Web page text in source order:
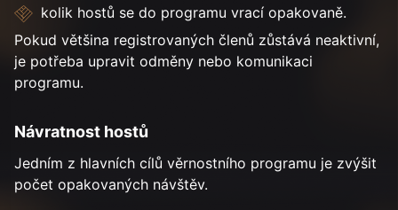
kolik hostů se do programu vrací opakovaně.
Pokud většina registrovaných členů zůstává neaktivní,
je potřeba upravit odměny nebo komunikaci
programu.
Návratnost hostů
Jedním z hlavních cílů věrnostního programu je zvýšit
počet opakovaných návštěv.